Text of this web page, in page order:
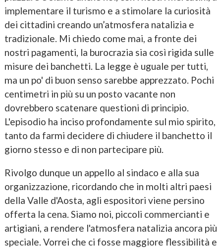
implementare il turismo e a stimolare la curiosità
dei cittadini creando un’atmosfera natalizia e
tradizionale. Mi chiedo come mai, a fronte dei
nostri pagamenti, la burocrazia sia così rigida sulle
misure dei banchetti. La legge è uguale per tutti,
ma un po' di buon senso sarebbe apprezzato. Pochi
centimetri in più su un posto vacante non
dovrebbero scatenare questioni di principio.
L'episodio ha inciso profondamente sul mio spirito,
tanto da farmi decidere di chiudere il banchetto il
giorno stesso e di non partecipare più.
Rivolgo dunque un appello al sindaco e alla sua
organizzazione, ricordando che in molti altri paesi
della Valle d'Aosta, agli espositori viene persino
offerta la cena. Siamo noi, piccoli commercianti e
artigiani, a rendere l'atmosfera natalizia ancora più
speciale. Vorrei che ci fosse maggiore flessibilità e